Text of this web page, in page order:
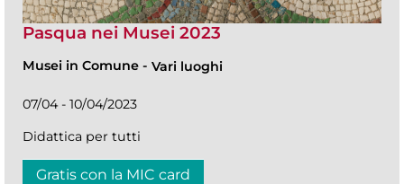
Pasqua nei Musei 2023
Musei in Comune - Vari luoghi
07/04 - 10/04/2023
Didattica per tutti
Gratis con la MIC card